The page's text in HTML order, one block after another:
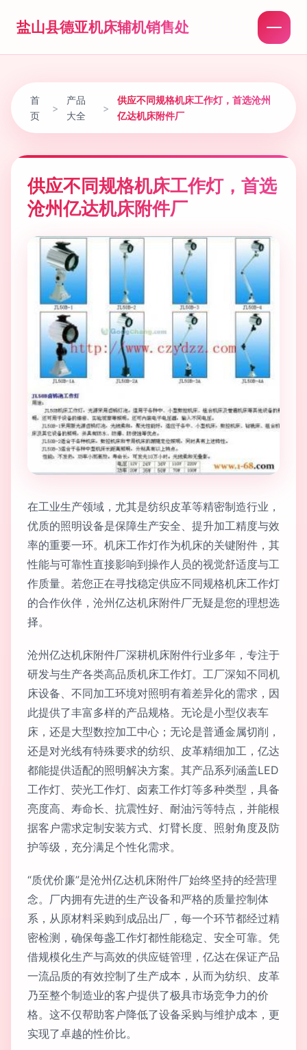
盐山县德亚机床辅机销售处
首
页
>
产品
大全
>
供应不同规格机床工作灯，首选沧州
亿达机床附件厂
供应不同规格机床工作灯，首选
沧州亿达机床附件厂
在工业生产领域，尤其是纺织皮革等精密制造行业，
优质的照明设备是保障生产安全、提升加工精度与效
率的重要一环。机床工作灯作为机床的关键附件，其
性能与可靠性直接影响到操作人员的视觉舒适度与工
作质量。若您正在寻找稳定供应不同规格机床工作灯
的合作伙伴，沧州亿达机床附件厂无疑是您的理想选
择。
沧州亿达机床附件厂深耕机床附件行业多年，专注于
研发与生产各类高品质机床工作灯。工厂深知不同机
床设备、不同加工环境对照明有着差异化的需求，因
此提供了丰富多样的产品规格。无论是小型仪表车
床，还是大型数控加工中心；无论是普通金属切削，
还是对光线有特殊要求的纺织、皮革精细加工，亿达
都能提供适配的照明解决方案。其产品系列涵盖LED
工作灯、荧光工作灯、卤素工作灯等多种类型，具备
亮度高、寿命长、抗震性好、耐油污等特点，并能根
据客户需求定制安装方式、灯臂长度、照射角度及防
护等级，充分满足个性化需求。
“质优价廉”是沧州亿达机床附件厂始终坚持的经营理
念。厂内拥有先进的生产设备和严格的质量控制体
系，从原材料采购到成品出厂，每一个环节都经过精
密检测，确保每盏工作灯都性能稳定、安全可靠。凭
借规模化生产与高效的供应链管理，亿达在保证产品
一流品质的有效控制了生产成本，从而为纺织、皮革
乃至整个制造业的客户提供了极具市场竞争力的价
格。这不仅帮助客户降低了设备采购与维护成本，更
实现了卓越的性价比。